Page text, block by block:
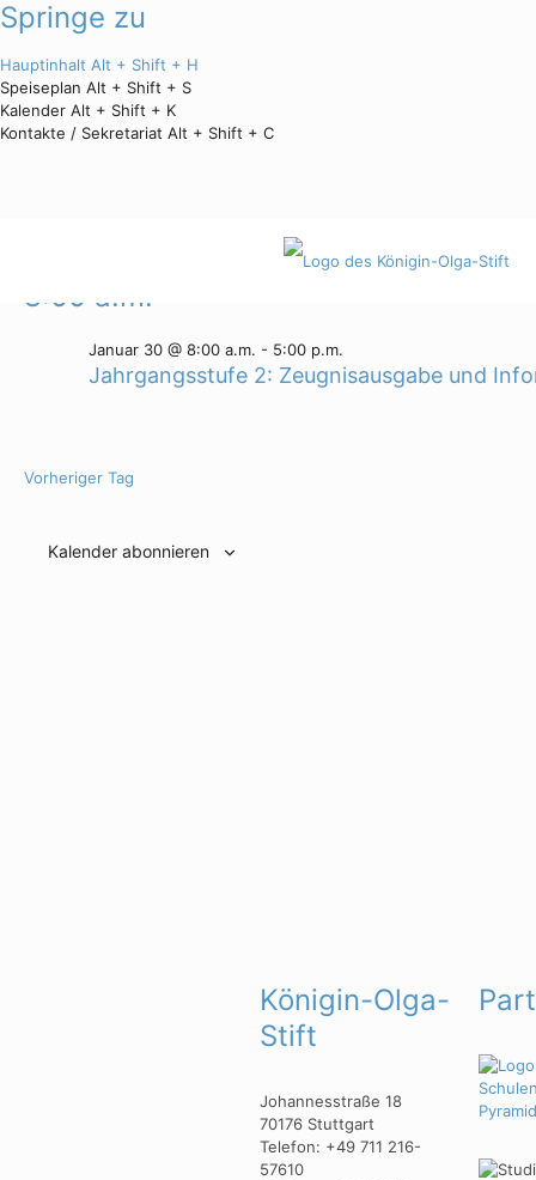
Springe zu
Hauptinhalt Alt + Shift + H
Speiseplan Alt + Shift + S
Kalender Alt + Shift + K
Kontakte / Sekretariat Alt + Shift + C
Veranstaltungen
8:00 a.m.
Jahrgangsstufe 2: Zeugnisausgabe und
Januar 30 @ 8:00 a.m. - 5:00 p.m.
Vorheriger Tag
Kalender abonnieren
Königin-Olga-
Stift
Johannesstraße 18
70176 Stuttgart
Telefon: +49 711 216-
57610